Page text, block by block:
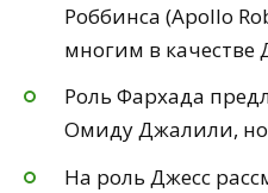
Роббинса (Apollo
многим в
Роль Фархада
Омиду Джалили, но
На роль Джесс